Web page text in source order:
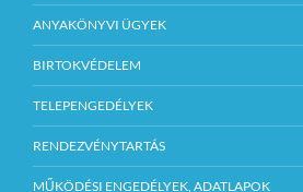
ANYAKÖNYVI ÜGYEK
BIRTOKVÉDELEM
TELEPENGEDÉLYEK
RENDEZVÉNYTARTÁS
MŰKÖDÉSI ENGEDÉLYEK, ADATLAPOK